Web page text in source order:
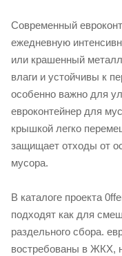
Современный
ежедневную
или крашенный
влаги и устойчивы к
особенно важно для
евроконтейнер для
крышкой легко
защищает отходы от
мусора.
В каталоге проекта
подходят как для
раздельного сбора.
востребованы в ЖКХ,